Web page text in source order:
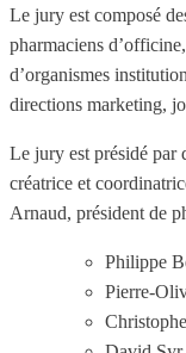
Le jury est composé
pharmaciens
d’organismes
directions marketing,
Le jury est présidé par
créatrice et
Arnaud, président de
Philippe
Pierre-